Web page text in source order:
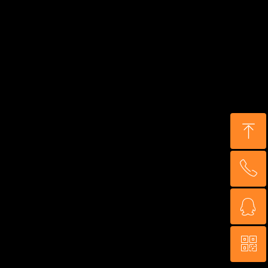
ꁸ
回到顶部
ꂅ
ꁗ
QQ客服
ꀥ